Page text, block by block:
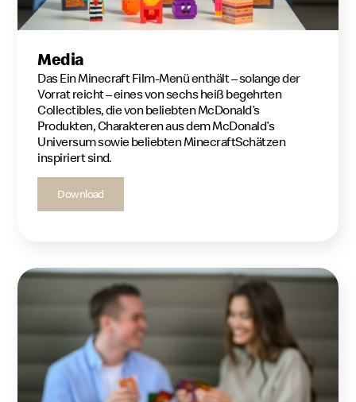
Media
Das Ein Minecraft Film-Menü enthält – solange der
Vorrat reicht – eines von sechs heiß begehrten
Collectibles, die von beliebten McDonald’s
Produkten, Charakteren aus dem McDonald’s
Universum sowie beliebten MinecraftSchätzen
inspiriert sind.
Download